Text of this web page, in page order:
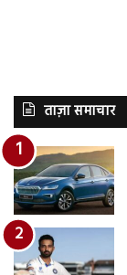
ताज़ा समाचार